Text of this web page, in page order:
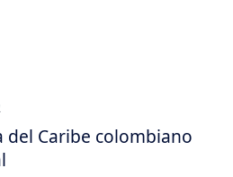
del Caribe colombiano